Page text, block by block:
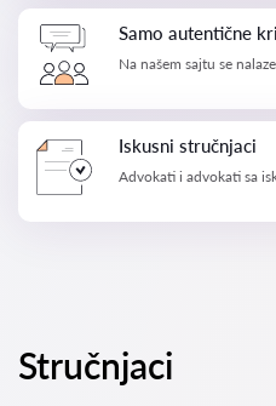
Samo autentične
Na našem sajtu se
Iskusni stručnjaci
Advokati i advokati sa
Stručnjaci